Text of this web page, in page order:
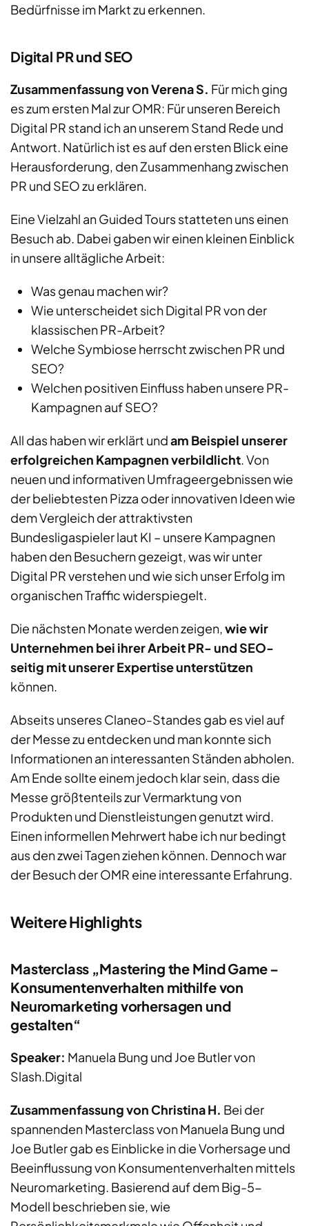
Bedürfnisse im Markt zu erkennen.
Digital PR und SEO
Zusammenfassung von Verena S. Für mich ging
es zum ersten Mal zur OMR: Für unseren Bereich
Digital PR stand ich an unserem Stand Rede und
Antwort. Natürlich ist es auf den ersten Blick eine
Herausforderung, den Zusammenhang zwischen
PR und SEO zu erklären.
Eine Vielzahl an Guided Tours statteten uns einen
Besuch ab. Dabei gaben wir einen kleinen Einblick
in unsere alltägliche Arbeit:
Was genau machen wir?
Wie unterscheidet sich Digital PR von der
klassischen PR-Arbeit?
Welche Symbiose herrscht zwischen PR und
SEO?
Welchen positiven Einfluss haben unsere PR-
Kampagnen auf SEO?
All das haben wir erklärt undam Beispiel unserer
erfolgreichen Kampagnen verbildlicht. Von
neuen und informativen Umfrageergebnissen wie
der beliebtesten Pizza oder innovativen Ideen wie
dem Vergleich der attraktivsten
Bundesligaspieler laut KI – unsere Kampagnen
haben den Besuchern gezeigt, was wir unter
Digital PR verstehen und wie sich unser Erfolg im
organischen Traffic widerspiegelt.
Die nächsten Monate werden zeigen,wie wir
Unternehmen bei ihrer Arbeit PR- und SEO-
seitig mit unserer Expertise unterstützen
können.
Abseits unseres Claneo-Standes gab es viel auf
der Messe zu entdecken und man konnte sich
Informationen an interessanten Ständen abholen.
Am Ende sollte einem jedoch klar sein, dass die
Messe größtenteils zur Vermarktung von
Produkten und Dienstleistungen genutzt wird.
Einen informellen Mehrwert habe ich nur bedingt
aus den zwei Tagen ziehen können. Dennoch war
der Besuch der OMR eine interessante Erfahrung.
Weitere Highlights
Masterclass „Mastering the Mind Game –
Konsumentenverhalten mithilfe von
Neuromarketing vorhersagen und
gestalten“
Speaker: Manuela Bung und Joe Butler von
Slash.Digital
Zusammenfassung von Christina H. Bei der
spannenden Masterclass von Manuela Bung und
Joe Butler gab es Einblicke in die Vorhersage und
Beeinflussung von Konsumentenverhalten mittels
Neuromarketing. Basierend auf dem Big-5-
Modell beschrieben sie, wie